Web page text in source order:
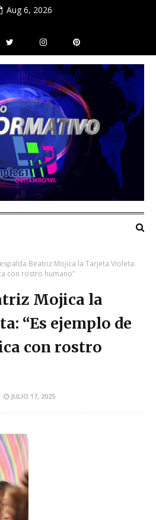
Aug 6, 2026
Beatriz Mojica la Tarjeta Violeta:
con rostro humano”
Mojica la
“Es ejemplo de
con rostro
JULIO 17, 2025